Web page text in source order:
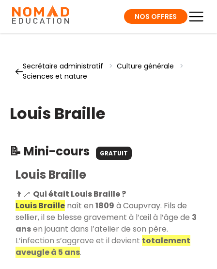
NOS OFFRES
Secrétaire administratif > Culture générale
>
Sciences et nature
Louis Braille
📝 Mini-cours GRATUIT
Louis Braille
👨‍🦯 Qui était Louis Braille ?
Louis Braille naît en 1809 à Coupvray. Fils de
sellier, il se blesse gravement à l’œil à l’âge de 3
ansen jouant dans l’atelier de son père.
L’infection s’aggrave et il devient totalement
aveugle à 5 ans.